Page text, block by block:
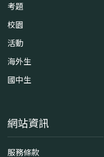
考題
校園
活動
海外生
國中生
網站資訊
服務條款